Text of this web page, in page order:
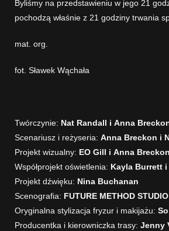
Byliśmy na przedstawieniu w jego 21
pochodzą właśnie z 21 godziny trwania
mat. org.
fot. Sławek Wąchała
Twórczynie: Nat Randall i Anna
Scenariusz i reżyseria: Anna Breckon i
Projekt wizualny: EO Gill i Anna Breckon
Współprojekt oświetlenia: Kayla Burrett
Projekt dźwięku: Nina Buchanan
Scenografia: FUTURE METHOD STUDIO
Oryginalna stylizacja fryzur i makijażu:
Producentka i kierowniczka trasy: Jenny